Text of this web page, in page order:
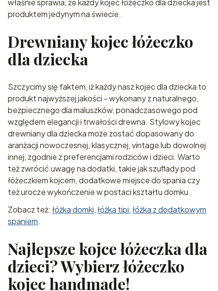
właśnie sprawia, że każdy kojec łóżeczko dla dziecka jest
produktem jedynym na świecie.
Drewniany kojec łóżeczko
dla dziecka
Szczycimy się faktem, iż każdy nasz kojec dla dziecka to
produkt najwyższej jakości - wykonany z naturalnego,
bezpiecznego dla maluszków, ponadczasowego pod
względem elegancji i trwałości drewna. Stylowy kojec
drewniany dla dziecka może zostać dopasowany do
aranżacji nowoczesnej, klasycznej, vintage lub dowolnej
innej, zgodnie z preferencjami rodziców i dzieci. Warto
też zwrócić uwagę na dodatki, takie jak szuflady pod
łóżeczkiem kojcem, dodatkowe miejsce do spania czy
też urocze wykończenie w postaci kształtu domku.
Zobacz też: łóżka domki,łóżka tipi,łóżka z dodatkowym
spaniem.
Najlepsze kojce łóżeczka dla
dzieci? Wybierz łóżeczko
kojec handmade!